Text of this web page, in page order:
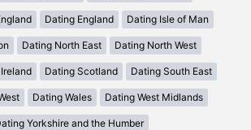
Dating England Dating Isle of Man
Dating North East Dating North West
Dating Scotland Dating South East
Dating Wales Dating West Midlands
Yorkshire and the Humber